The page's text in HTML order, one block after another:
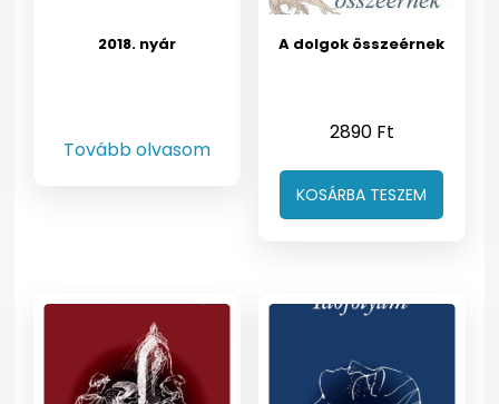
2018. nyár
Tovább olvasom
A dolgok összeérnek
2890 Ft
KOSÁRBA TESZEM